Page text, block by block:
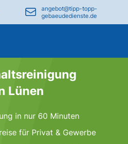
angebot@tipp-topp-
gebaeudedienste.de
Lünen
in nur 60 Minuten
für Privat & Gewerbe